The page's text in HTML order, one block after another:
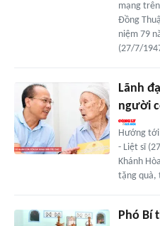
mạng
Đồng
niệm 79
(27/7/
Lãnh
người
Hướng tới
- Liệt sĩ
Khánh
tặng quà,
Phó Bí